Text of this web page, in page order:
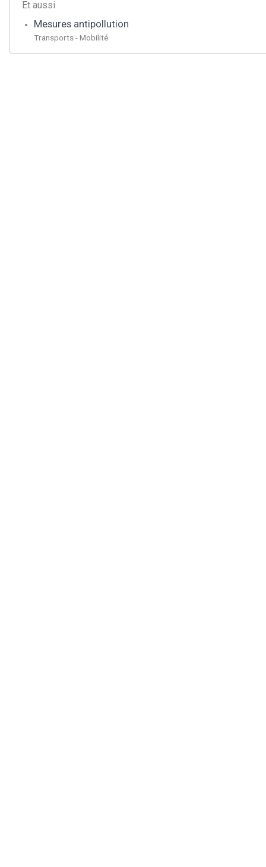
Et aussi
Mesures antipollution
Transports - Mobilité